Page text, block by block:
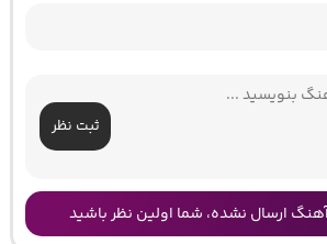
ثبت نظر
ارسال نشده، شما اولین نظر باشید